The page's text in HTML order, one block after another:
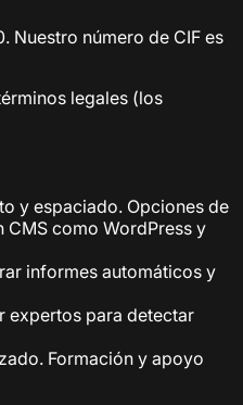
Nuestro número de CIF es
legales (los
y espaciado. Opciones de
como WordPress y
informes automáticos y
expertos para detectar
Formación y apoyo